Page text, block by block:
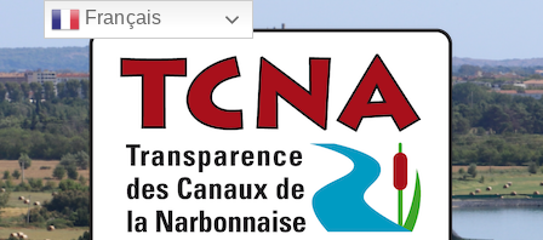
a
s
s
e
r
a
u
Français